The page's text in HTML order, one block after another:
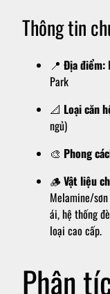
Thông tin
📍 Địa điểm:
Park
📐 Loại căn
ngủ)
🎨 Phong
🪵Vật liệu
Melamine/
ái, hệ thống
loại cao cấp.
Phân